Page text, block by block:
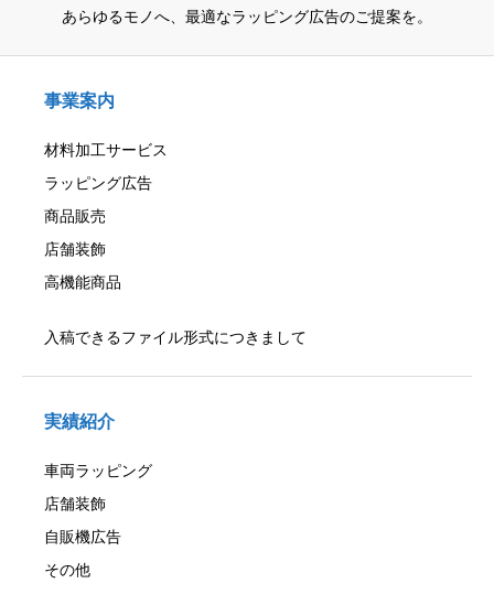
あらゆるモノへ、 最適なラッピング広告のご提案を。
事業案内
材料加工サービス
ラッピング広告
商品販売
店舗装飾
高機能商品
入稿できるファイル形式につきまして
実績紹介
車両ラッピング
店舗装飾
自販機広告
その他